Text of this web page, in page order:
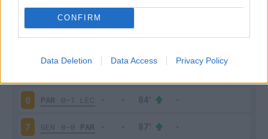
CONFIRM
Data Deletion Data Access Privacy Policy
2-0 PAR
6 PAR 0-1 LEC
7 GEN 0-0 PAR